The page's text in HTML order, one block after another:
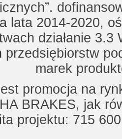
lata 2014-2020,
działanie
przedsiębiorstw
marek
promocja na
BRAKES, jak
projektu: 715